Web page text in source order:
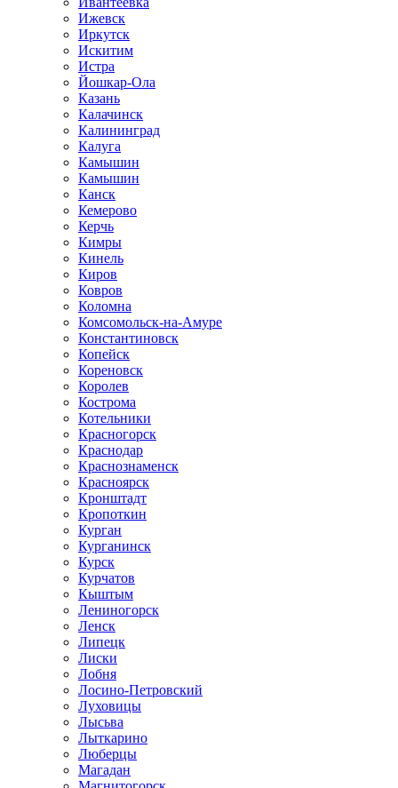
Ижевск
Иркутск
Искитим
Истра
Йошкар-Ола
Казань
Калачинск
Калининград
Калуга
Камышин
Камышин
Канск
Кемерово
Керчь
Кимры
Кинель
Киров
Ковров
Коломна
Комсомольск-на-Амуре
Константиновск
Копейск
Кореновск
Королев
Кострома
Котельники
Красногорск
Краснодар
Краснознаменск
Красноярск
Кронштадт
Кропоткин
Курган
Курганинск
Курск
Курчатов
Кыштым
Лениногорск
Ленск
Липецк
Лиски
Лобня
Лосино-Петровский
Луховицы
Лысьва
Лыткарино
Люберцы
Магадан